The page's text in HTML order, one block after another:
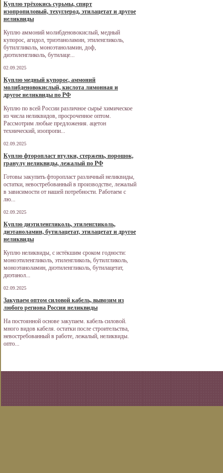
Куплю трёхокись сурьмы, спирт
изопропиловый, техуглерод, этилацетат и другое
неликвиды
Куплю аммоний молибденовокислый, медный
купорос, агидол, триэтаноламин, этиленгликоль,
бутилгликоль, моноэтаноламин, доф,
диэтиленгликоль, бутилаце...
02.09.2025
Куплю медный купорос, аммоний
молибденовокислый, кислота лимонная и
другое неликвиды по РФ
Куплю по всей России различное сырьё химическое
из числа неликвидов, просроченное оптом.
Рассмотрим любые предложения. ацетон
технический, изопропи...
02.09.2025
Куплю фторопласт втулки, стержень, порошок,
гранулу неликвиды, лежалый по РФ
Готовы закупить фторопласт различный неликвиды,
остатки, невостребованный в производстве, лежалый
в зависимости от нашей потребности. Работаем с
лю...
02.09.2025
Куплю диэтиленгликоль, этиленгликоль,
диэтаноламин, бутилацетат, этилацетат и другое
неликвиды
Куплю неликвиды, с истёкшим сроком годности:
моноэтиленгликоль, этиленгликоль, бутилгликоль,
моноэтаноламин, диэтиленгликоль, бутилацетат,
диэтанол...
02.09.2025
Закупаем оптом силовой кабель, вывозим из
любого региона России неликвиды
На постоянной основе закупаем. кабель силовой.
много видов кабеля. остатки после строительства,
невостребованный в работе, лежалый, неликвиды.
опто...